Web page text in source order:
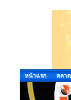
หน้าแรก ตลา